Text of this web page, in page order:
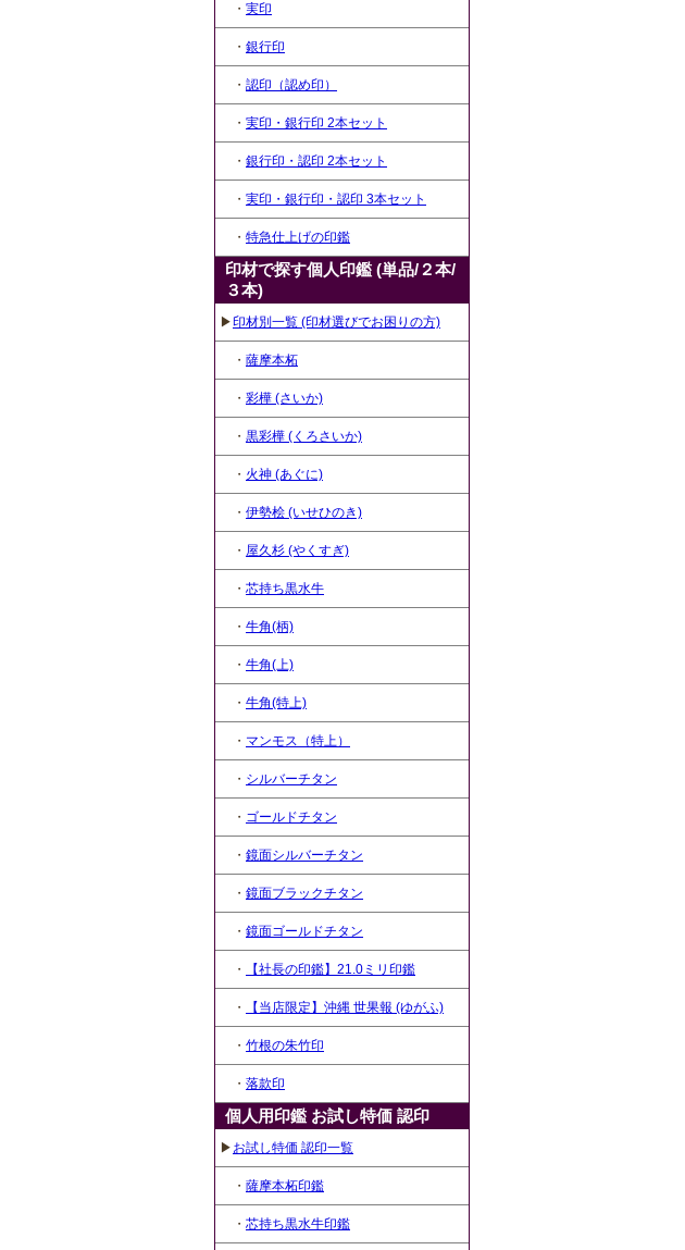
・ 実印
・ 銀行印
・ 認印（認め印）
・ 実印・銀行印 2本セット
・ 銀行印・認印 2本セット
・ 実印・銀行印・認印 3本セット
・ 特急仕上げの印鑑
印材で探す個人印鑑 (単品/２本/
３本)
▶印材別一覧 (印材選びでお困りの方)
・ 薩摩本柘
・ 彩樺 (さいか)
・ 黒彩樺 (くろさいか)
・ 火神 (あぐに)
・ 伊勢桧 (いせひのき)
・ 屋久杉 (やくすぎ)
・ 芯持ち黒水牛
・ 牛角(柄)
・ 牛角(上)
・ 牛角(特上)
・ マンモス（特上）
・ シルバーチタン
・ ゴールドチタン
・ 鏡面シルバーチタン
・ 鏡面ブラックチタン
・ 鏡面ゴールドチタン
・ 【社長の印鑑】21.0ミリ印鑑
・ 【当店限定】沖縄 世果報 (ゆがふ)
・ 竹根の朱竹印
・ 落款印
個人用印鑑 お試し特価 認印
▶ お試し特価 認印一覧
・ 薩摩本柘印鑑
・ 芯持ち黒水牛印鑑